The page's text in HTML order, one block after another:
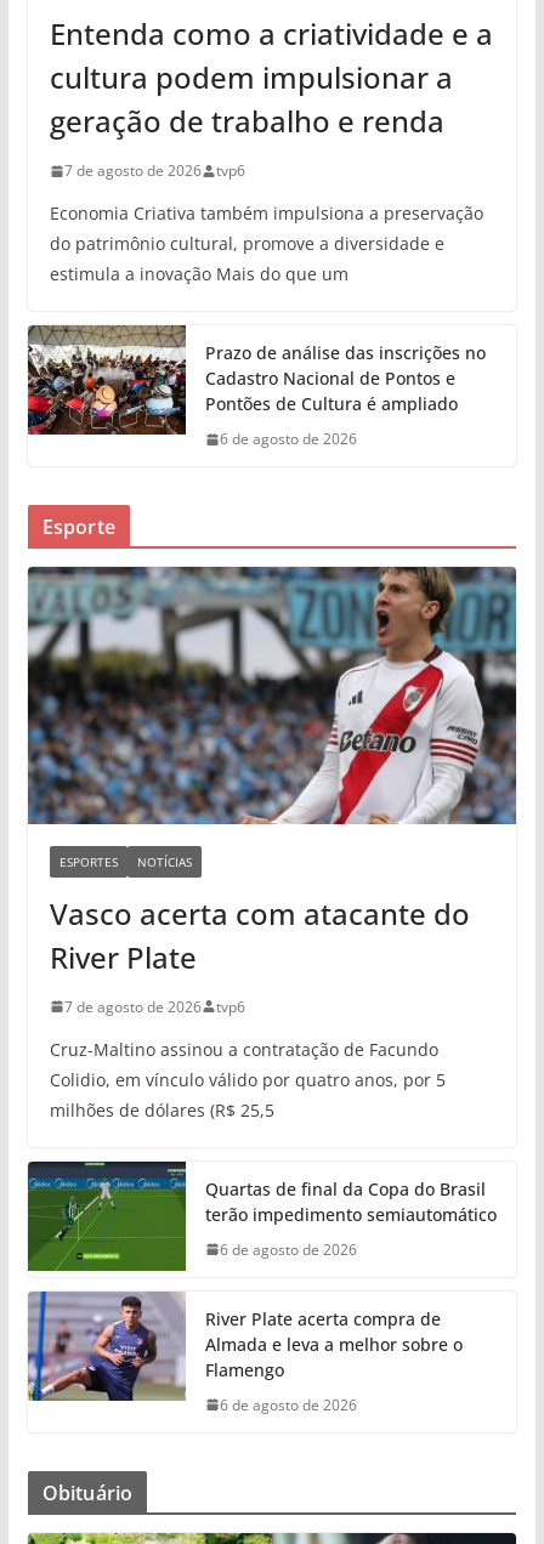
Entenda como a criatividade e a
cultura podem impulsionar a
geração de trabalho e renda
7 de agosto de 2026 tvp6
Economia Criativa também impulsiona a preservação
do patrimônio cultural, promove a diversidade e
estimula a inovação Mais do que um
Prazo de análise das inscrições no
Cadastro Nacional de Pontos e
Pontões de Cultura é ampliado
6 de agosto de 2026
Esporte
ESPORTES NOTÍCIAS
Vasco acerta com atacante do
River Plate
7 de agosto de 2026 tvp6
Cruz-Maltino assinou a contratação de Facundo
Colidio, em vínculo válido por quatro anos, por 5
milhões de dólares (R$ 25,5
Quartas de final da Copa do Brasil
terão impedimento semiautomático
6 de agosto de 2026
River Plate acerta compra de
Almada e leva a melhor sobre o
Flamengo
6 de agosto de 2026
Obituário